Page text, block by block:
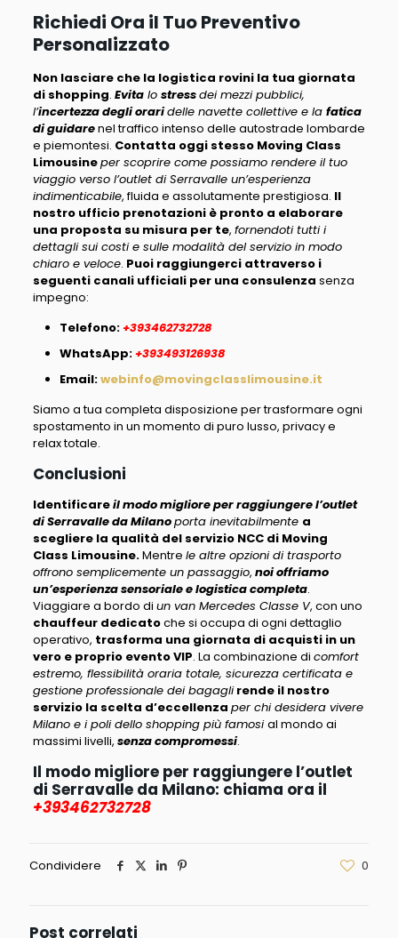
Richiedi Ora il Tuo Preventivo
Personalizzato
Non lasciare che la logistica rovini la tua giornata
di shopping. Evitalo stressdei mezzi pubblici,
l’incertezza degli oraridelle navette collettive e la fatica
di guidarenel traffico intenso delle autostrade lombarde
e piemontesi. Contatta oggi stesso Moving Class
Limousineper scoprire come possiamo rendere il tuo
viaggio verso l’outlet di Serravalle un’esperienza
indimenticabile, fluida e assolutamente prestigiosa. Il
nostro ufficio prenotazioni è pronto a elaborare
una proposta su misura per te, fornendoti tutti i
dettagli sui costi e sulle modalità del servizio in modo
chiaro e veloce. Puoi raggiungerci attraverso i
seguenti canali ufficiali per una consulenza senza
impegno:
Telefono:+393462732728
WhatsApp:+393493126938
Email:webinfo@movingclasslimousine.it
Siamo a tua completa disposizione per trasformare ogni
spostamento in un momento di puro lusso, privacy e
relax totale.
Conclusioni
Identificareil modo migliore per raggiungere l’outlet
di Serravalle da Milanoporta inevitabilmente a
scegliere la qualità del servizio NCC di Moving
Class Limousine.Mentre le altre opzioni di trasporto
offrono semplicemente un passaggio, noi offriamo
un’esperienza sensoriale e logistica completa.
Viaggiare a bordo di un van Mercedes Classe V, con uno
chauffeur dedicatoche si occupa di ogni dettaglio
operativo, trasforma una giornata di acquisti in un
vero e proprio evento VIP. La combinazione di comfort
estremo, flessibilità oraria totale, sicurezza certificata e
gestione professionale dei bagagli rende il nostro
servizio la scelta d’eccellenza per chi desidera vivere
Milano e i poli dello shopping più famosial mondo ai
massimi livelli, senza compromessi.
Il modo migliore per raggiungere l’outlet
di Serravalle da Milano: chiama ora il
+393462732728
Condividere 0
Post correlati